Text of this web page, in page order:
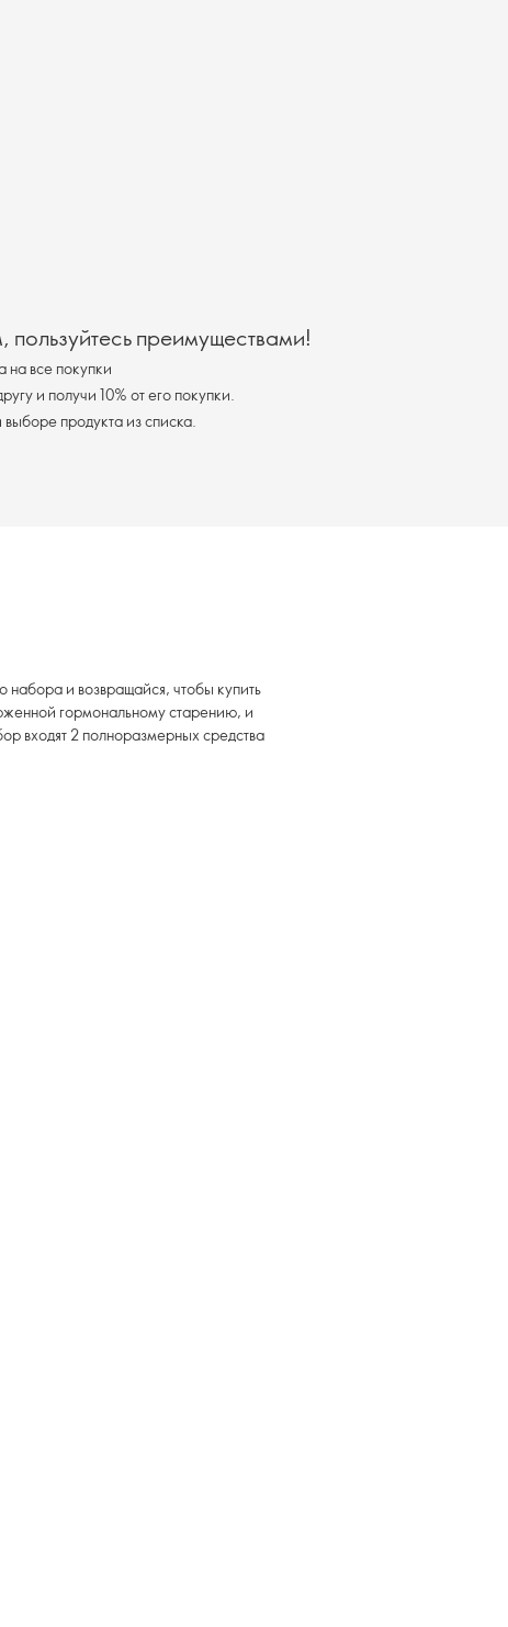
пользуйтесь преимуществами!
на все покупки
и получи 10% от его покупки.
доставка при выборе продукта из списка.
набора и возвращайся, чтобы купить
гормональному старению, и
входят 2 полноразмерных средства